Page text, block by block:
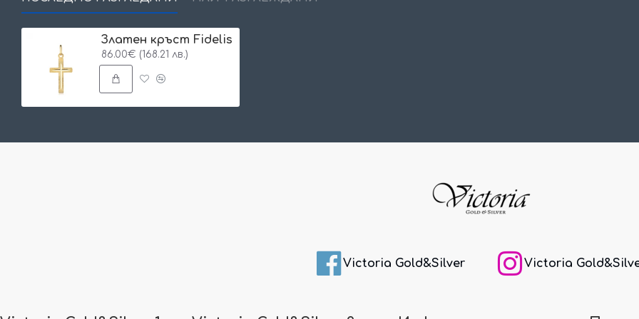
Златен кръст Fidelis
86.00€ (168.21 лв.)
Victoria Gold&Silver Victoria